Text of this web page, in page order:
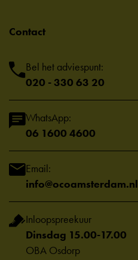
Contact
Bel het adviespunt:
020 - 330 63 20
WhatsApp:
06 1600 4600
Email:
info@ocoamsterdam.nl
Inloopspreekuur
Dinsdag 15.00-17.00
OBA Osdorp